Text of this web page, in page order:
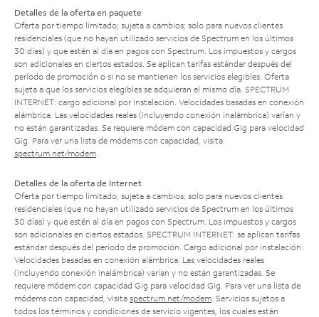
Detalles de la oferta en paquete
Oferta por tiempo limitado; sujeta a cambios; solo para nuevos clientes
residenciales (que no hayan utilizado servicios de Spectrum en los últimos
30 días) y que estén al día en pagos con Spectrum. Los impuestos y cargos
son adicionales en ciertos estados. Se aplican tarifas estándar después del
período de promoción o si no se mantienen los servicios elegibles. Oferta
sujeta a que los servicios elegibles se adquieran el mismo día. SPECTRUM
INTERNET: cargo adicional por instalación. Velocidades basadas en conexión
alámbrica. Las velocidades reales (incluyendo conexión inalámbrica) varían y
no están garantizadas. Se requiere módem con capacidad Gig para velocidad
Gig. Para ver una lista de módems con capacidad, visita
spectrum.net/modem
Detalles de la oferta de Internet
Oferta por tiempo limitado; sujeta a cambios; solo para nuevos clientes
residenciales (que no hayan utilizado servicios de Spectrum en los últimos
30 días) y que estén al día en pagos con Spectrum. Los impuestos y cargos
son adicionales en ciertos estados. SPECTRUM INTERNET: se aplican tarifas
estándar después del período de promoción. Cargo adicional por instalación.
Velocidades basadas en conexión alámbrica. Las velocidades reales
(incluyendo conexión inalámbrica) varían y no están garantizadas. Se
requiere módem con capacidad Gig para velocidad Gig. Para ver una lista de
módems con capacidad, visita spectrum.net/modem . Servicios sujetos a
todos los términos y condiciones de servicio vigentes, los cuales están